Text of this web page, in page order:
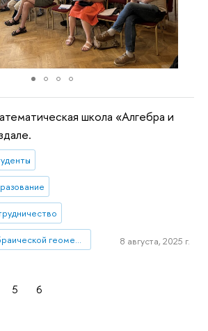
школа «Алгебра и
Лаборатория алгебраической геометрии и ее приложений 8 августа, 2025 г.
5 6